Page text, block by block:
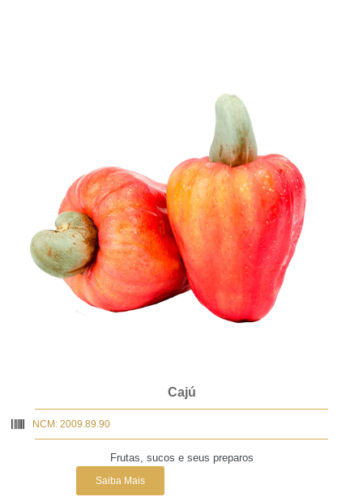
Cajú
NCM: 2009.89.90
Frutas, sucos e seus preparos
Saiba Mais